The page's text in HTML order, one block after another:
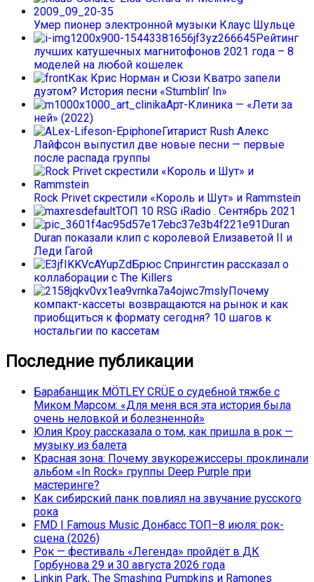
Умер пионер электронной музыки Клаус Шульце
Рейтинг
лучших катушечных магнитофонов 2021 года – 8
моделей на любой кошелек
Как Крис Норман и Сюзи Кватро запели
дуэтом? История песни «Stumblin’ In»
Арт-Клиника — «Лети за
ней» (2022)
Гитарист Rush Алекс
Лайфсон выпустил две новые песни — первые
после распада группы
Rock Privet скрестили «Король и Шут» и Rammstein
ТОП 10 RSG iRadio . Сентябрь 2021
Duran
Duran показали клип с королевой Елизаветой II и
Леди Гагой
Брюс Спрингстин рассказал о
коллаборации с The Killers
Почему
компакт-кассеты возвращаются на рынок и как
приобщиться к формату сегодня? 10 шагов к
ностальгии по кассетам
Последние публикации
Барабанщик MÖTLEY CRÜE о судебной тяжбе с
Миком Марсом: «Для меня вся эта история была
очень неловкой и болезненной»
Юлия Кроу рассказала о том, как пришла в рок —
музыку из балета
Красная зона: Почему звукорежиссеры проклинали
альбом «In Rock» группы Deep Purple при
мастеринге?
Как сибирский панк повлиял на звучание русского
рока
FMD | Famous Music Донбасс ТОП–8 июля: рок-
сцена (2026)
Рок — фестиваль «Легенда» пройдёт в ДК
Горбунова 29 и 30 августа 2026 года
Linkin Park, The Smashing Pumpkins и Ramones